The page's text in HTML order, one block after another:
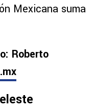
Mexicana suma
Roberto